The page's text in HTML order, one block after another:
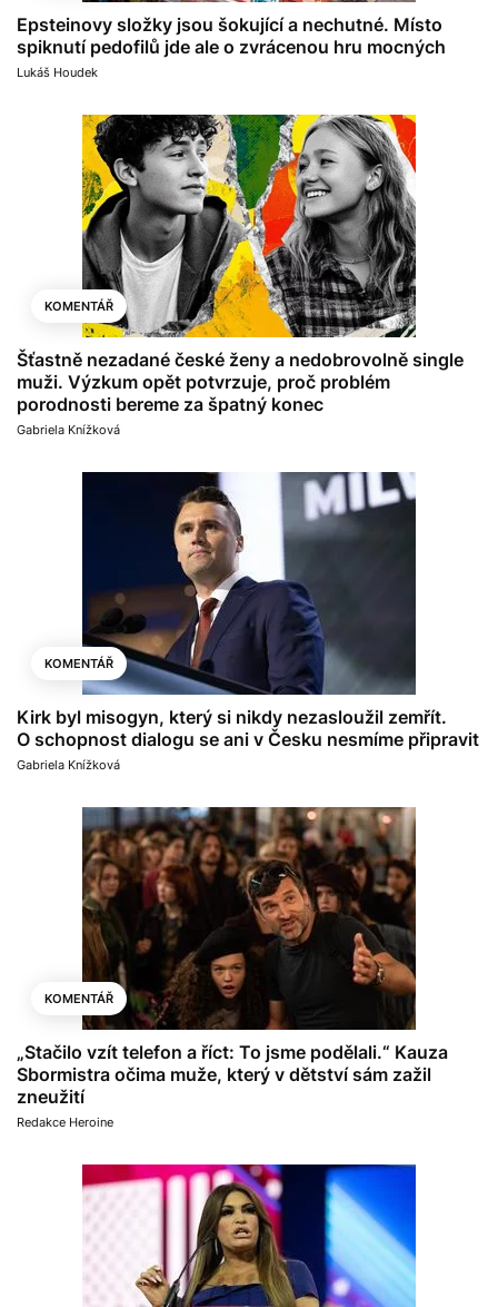
Epsteinovy složky jsou šokující a nechutné. Místo
spiknutí pedofilů jde ale o zvrácenou hru mocných
Lukáš Houdek
KOMENTÁŘ
Šťastně nezadané české ženy a nedobrovolně single
muži. Výzkum opět potvrzuje, proč problém
porodnosti bereme za špatný konec
Gabriela Knížková
KOMENTÁŘ
Kirk byl misogyn, který si nikdy nezasloužil zemřít.
O schopnost dialogu se ani v Česku nesmíme připravit
Gabriela Knížková
KOMENTÁŘ
„Stačilo vzít telefon a říct: To jsme podělali.“ Kauza
Sbormistra očima muže, který v dětství sám zažil
zneužití
Redakce Heroine